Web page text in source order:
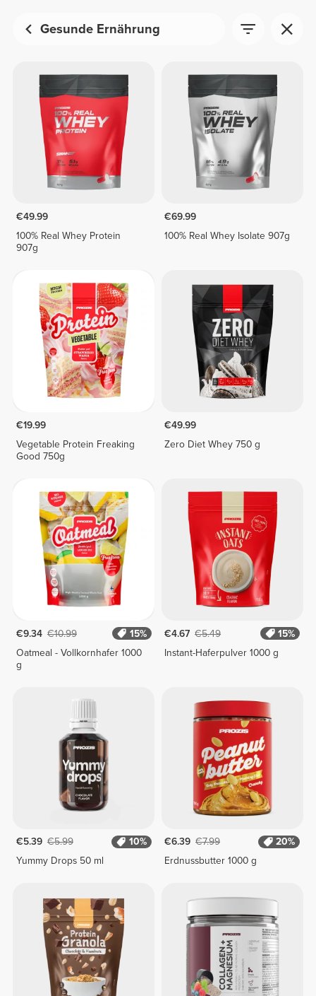
Gesunde Ernährung
€49.99
100% Real Whey Protein
907g
€69.99
100% Real Whey Isolate 907g
€19.99
Vegetable Protein Freaking
Good 750g
€49.99
Zero Diet Whey 750 g
€9.34 €10.99
15%
Oatmeal - Vollkornhafer 1000
g
€4.67 €5.49
15%
Instant-Haferpulver 1000 g
€5.39 €5.99
10%
Yummy Drops 50 ml
€6.39 €7.99
20%
Erdnussbutter 1000 g